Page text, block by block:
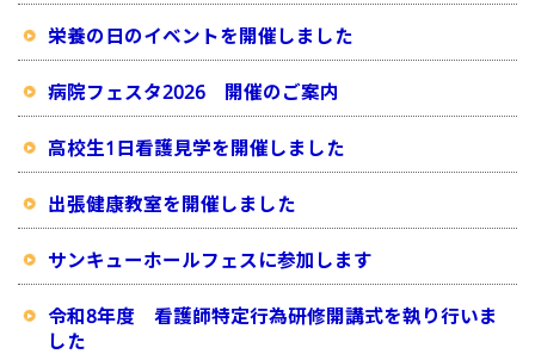
栄養の日のイベントを開催しました
病院フェスタ2026 開催のご案内
高校生1日看護見学を開催しました
出張健康教室を開催しました
サンキューホールフェスに参加します
令和8年度 看護師特定行為研修開講式を執り行いま
した